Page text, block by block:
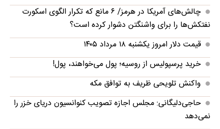
چالش‌های آمریکا در هرمز/ ۶ مانع که تکرار الگوی اسکورت
نفتکش‌ها را برای واشنگتن دشوار کرده‌ است؟
قیمت دلار امروز یکشنبه ۱۸ مرداد ۱۴۰۵
خرید پرسپولیس از روسیه؛ پول می‌خواهند، پول!
واکنش تلویحی ظریف به توافق مکه
حاجی‌دلیگانی: مجلس اجازه تصویب کنوانسیون دریای خزر را
نمی‌دهد